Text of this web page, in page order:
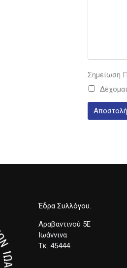
Σημείωση
Έδρα Συλλόγου
Αραβαντινού 5Ε
Ιωάννινα
Τκ. 45444